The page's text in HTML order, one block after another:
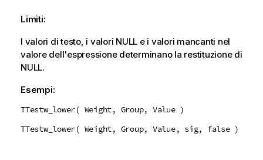
Limiti:
I valori di testo, i valori NULL e i valori mancanti nel
valore dell'espressione determinano la restituzione di
NULL.
Esempi:
TTestw_lower( Weight, Group, Value )
TTestw_lower( Weight, Group, Value, sig, false )